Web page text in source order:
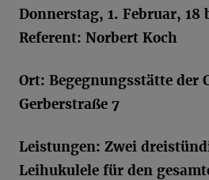
Donnerstag, 1. Februar, 18
Referent: Norbert Koch
Ort: Begegnungsstätte der
Gerberstraße 7
Leistungen: Zwei
Leihukulele für den